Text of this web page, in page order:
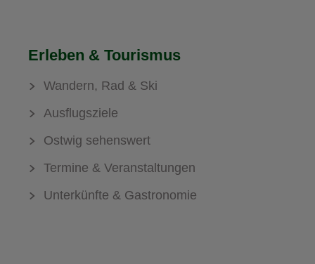
Erleben & Tourismus
Wandern, Rad & Ski
Ausflugsziele
Ostwig sehenswert
Termine & Veranstaltungen
Unterkünfte & Gastronomie